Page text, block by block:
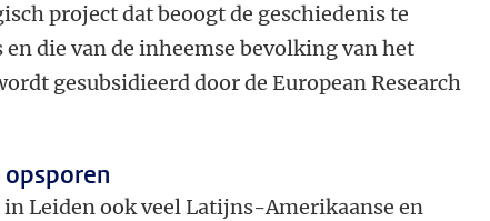
project dat beoogt de geschiedenis te
die van de inheemse bevolking van het
gesubsidieerd door de European Research
Leiden ook veel Latijns-Amerikaanse en